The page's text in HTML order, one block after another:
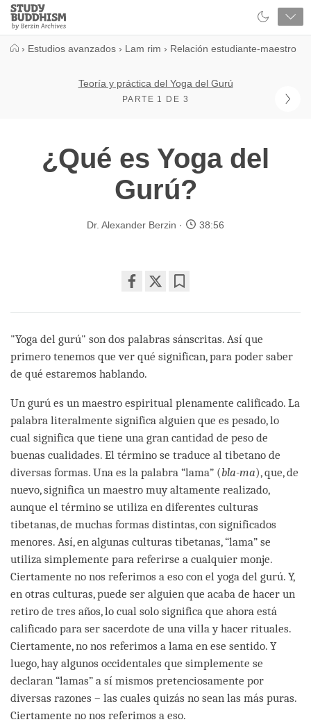
Close
Study
Buddhism
› Estudios avanzados › Lam rim › Relación estudiante-maestro
Teoría y práctica del Yoga del Gurú
PARTE 1 DE 3
¿Qué es Yoga del
Gurú?
Dr. Alexander Berzin 38:56
on
facebook
"Yoga del gurú" son dos palabras sánscritas. Así que
primero tenemos que ver qué significan, para poder saber
de qué estaremos hablando.
Un gurú es un maestro espiritual plenamente calificado. La
palabra literalmente significa alguien que es pesado, lo
cual significa que tiene una gran cantidad de peso de
buenas cualidades. El término se traduce al tibetano de
diversas formas. Una es la palabra “lama” (bla-ma), que, de
nuevo, significa un maestro muy altamente realizado,
aunque el término se utiliza en diferentes culturas
tibetanas, de muchas formas distintas, con significados
menores. Así, en algunas culturas tibetanas, “lama” se
utiliza simplemente para referirse a cualquier monje.
Ciertamente no nos referimos a eso con el yoga del gurú. Y,
en otras culturas, puede ser alguien que acaba de hacer un
retiro de tres años, lo cual solo significa que ahora está
calificado para ser sacerdote de una villa y hacer rituales.
Ciertamente, no nos referimos a lama en ese sentido. Y
luego, hay algunos occidentales que simplemente se
declaran “lamas” a sí mismos pretenciosamente por
diversas razones – las cuales quizás no sean las más puras.
Ciertamente no nos referimos a eso.